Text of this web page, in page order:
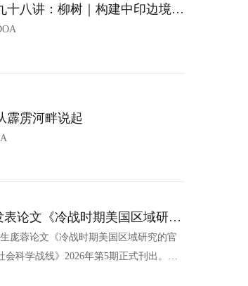
十八讲：柳树｜构建中印边境历
霹雳河畔说起
论文《冷战时期美国区域研究
庞蓉论文《冷战时期美国区域研究的官
科学战线》2026年第5期正式刊出。该